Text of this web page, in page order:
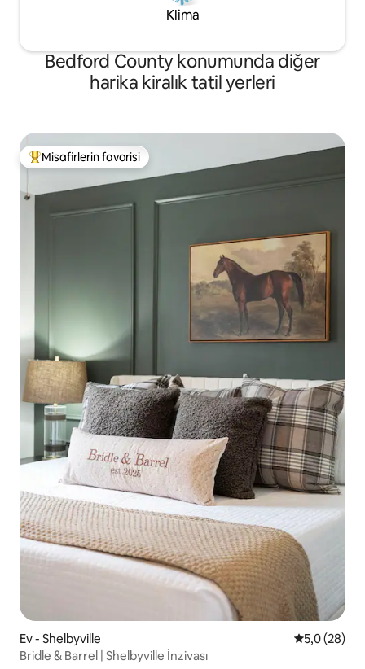
Klima
Bedford County konumunda diğer
harika kiralık tatil yerleri
Misafirlerin favorilerinden en beğenilenler arasında
Misafirlerin favorisi
Ev - Shelbyville 5 üzerinden
5,0 (28)
Bridle & Barrel | Shelbyville İnzivası